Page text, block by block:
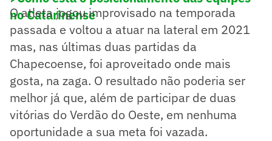
no Catarinense
O atleta jogou improvisado na temporada
passada e voltou a atuar na lateral em 2021
mas, nas últimas duas partidas da
Chapecoense, foi aproveitado onde mais
gosta, na zaga. O resultado não poderia ser
melhor já que, além de participar de duas
vitórias do Verdão do Oeste, em nenhuma
oportunidade a sua meta foi vazada.